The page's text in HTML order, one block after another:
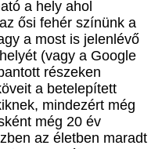
a hely ahol
ősi fehér színünk a
a most is jelenlévő
(vagy a Google
részeken
a betelepített
mindezért még
még 20 év
az életben maradt